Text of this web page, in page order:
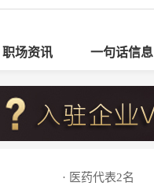
职场资讯 一句话信息
· 医药代表2名